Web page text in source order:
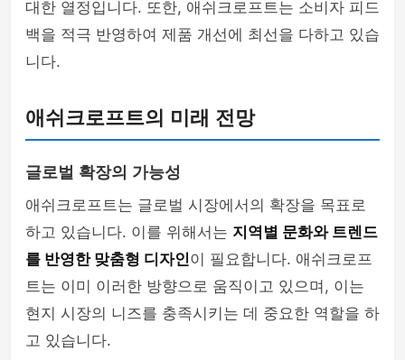
대한 열정입니다. 또한, 애쉬크로프트는 소비자 피드
백을 적극 반영하여 제품 개선에 최선을 다하고 있습
니다.
애쉬크로프트의 미래 전망
글로벌 확장의 가능성
애쉬크로프트는 글로벌 시장에서의 확장을 목표로
하고 있습니다. 이를 위해서는 지역별 문화와 트렌드
를 반영한 맞춤형 디자인이 필요합니다. 애쉬크로프
트는 이미 이러한 방향으로 움직이고 있으며, 이는
현지 시장의 니즈를 충족시키는 데 중요한 역할을 하
고 있습니다.